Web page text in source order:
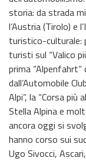
storia: da strada
l’Austria (Tirolo) e
turistico-culturale:
turisti sul “Valico
prima
dall’Automobile
Alpi”, la “Corsa
Stella Alpina e
ancora oggi si
hanno corso sui
Ugo Sivocci,